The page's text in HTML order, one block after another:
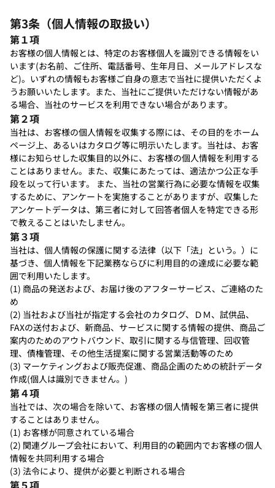
第3条（個人情報の取扱い）
第１項
お客様の個人情報とは、特定のお客様個人を識別できる情報をい
います(お名前、ご住所、電話番号、生年月日、メールアドレスな
ど)。いずれの情報もお客様ご自身の意志で当社に提供いただくよ
うお願いいたします。また、当社にご提供いただけない情報があ
る場合、当社のサービスを利用できない場合があります。
第２項
当社は、お客様の個人情報を収集する際には、その目的をホーム
ページ上、あるいはカタログ等に明示いたします。当社は、お客
様にお知らせした収集目的以外に、お客様の個人情報を利用する
ことはありません。また、収集にあたっては、適法かつ公正な手
段を以って行います。 また、当社の営業行為に必要な情報を収集
するために、アンケートを実施することがありますが、収集した
アンケートデータは、第三者に対して回答者個人を特定できる形
で教えることはいたしません。
第３項
当社は、個人情報の保護に関する法律（以下「法」という。）に
基づき、個人情報を下記業務ならびに利用目的の達成に必要な範
囲で利用いたします。
(1) 商品の発送および、お届け後のアフターサービス、ご連絡のた
め
(2) 当社および当社が指定する会社のカタログ、ＤＭ、試供品、
FAXの送付および、新商品、サービスに関する情報の提供、商品ご
案内のためのアウトバウンド、取引に関する与信管理、回収管
理、債権管理、その他生活提案に関する営業活動等のため
(3) マーケティングおよび販売促進、商品企画のための統計データ
作成(個人は識別できません。)
第４項
当社では、次の場合を除いて、お客様の個人情報を第三者に提供
することはありません。
(1) お客様が同意されている場合
(2) 関連グループ会社において、利用目的の範囲内でお客様の個人
情報を共同利用する場合
(3) 法令により、提供が必要と判断される場合
第５項